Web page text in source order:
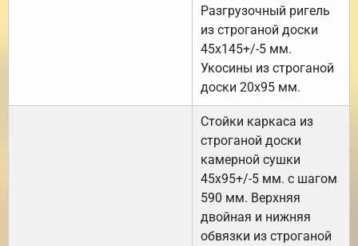
Разгрузочный ригель
из строганой доски
45х145+/-5 мм.
Укосины из строганой
доски 20х95 мм.
Стойки каркаса из
строганой доски
камерной сушки
45х95+/-5 мм. с шагом
590 мм. Верхняя
двойная и нижняя
обвязки из строганой